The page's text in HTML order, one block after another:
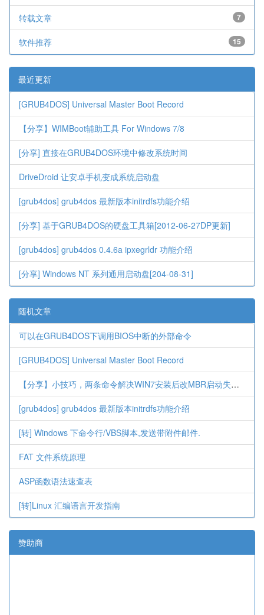
7
转载文章
15
软件推荐
最近更新
[GRUB4DOS] Universal Master Boot Record
【分享】WIMBoot辅助工具 For Windows 7/8
[分享] 直接在GRUB4DOS环境中修改系统时间
DriveDroid 让安卓手机变成系统启动盘
[grub4dos] grub4dos 最新版本initrdfs功能介绍
[分享] 基于GRUB4DOS的硬盘工具箱[2012-06-27DP更新]
[grub4dos] grub4dos 0.4.6a ipxegrldr 功能介绍
[分享] Windows NT 系列通用启动盘[204-08-31]
随机文章
可以在GRUB4DOS下调用BIOS中断的外部命令
[GRUB4DOS] Universal Master Boot Record
【分享】小技巧，两条命令解决WIN7安装后改MBR启动失败问题
[grub4dos] grub4dos 最新版本initrdfs功能介绍
[转] Windows 下命令行/VBS脚本,发送带附件邮件.
FAT 文件系统原理
ASP函数语法速查表
[转]Linux 汇编语言开发指南
赞助商